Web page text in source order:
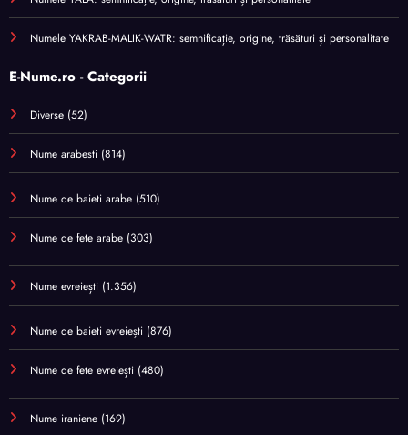
Numele YAKRAB-MALIK-WATR: semnificație, origine, trăsături și personalitate
E-Nume.ro - Categorii
Diverse (52)
Nume arabesti (814)
Nume de baieti arabe (510)
Nume de fete arabe (303)
Nume evreiești (1.356)
Nume de baieti evreiești (876)
Nume de fete evreiești (480)
Nume iraniene (169)